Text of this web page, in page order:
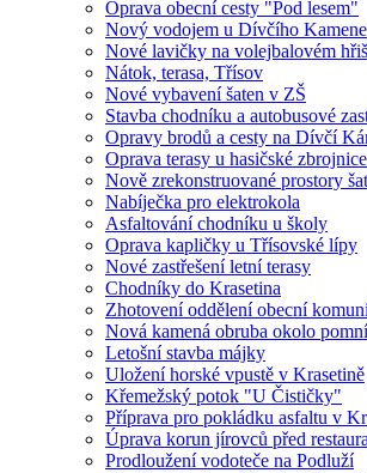
Oprava obecní cesty "Pod lesem"
Nový vodojem u Dívčího Kamene
Nové lavičky na volejbalovém
Nátok, terasa, Třísov
Nové vybavení šaten v ZŠ
Stavba chodníku a autobusové
Opravy brodů a cesty na Dívčí
Oprava terasy u hasičské
Nově zrekonstruované prostory
Nabíječka pro elektrokola
Asfaltování chodníku u školy
Oprava kapličky u Třísovské lípy
Nové zastřešení letní terasy
Chodníky do Krasetina
Zhotovení oddělení obecní
Nová kamená obruba okolo
Letošní stavba májky
Uložení horské vpustě v Krasetině
Křemežský potok "U Čističky"
Příprava pro pokládku asfaltu v
Úprava korun jírovců před
Prodloužení vodoteče na Podluží